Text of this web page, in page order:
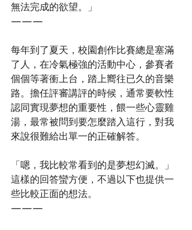
無法完成的欲望。」
———
每年到了夏天，校園創作比賽總是塞滿
了人，在冷氣極強的活動中心，參賽者
個個等著衝上台，踏上嚮往已久的音樂
路。擔任評審講評的時候，通常要軟性
認同實現夢想的重要性，餵一些心靈雞
湯，最常被問到要怎麼踏入這行，對我
來說很難給出單一的正確解答。
「嗯，我比較常看到的是夢想幻滅。」
這樣的回答蠻方便，不過以下也提供一
些比較正面的想法。
———